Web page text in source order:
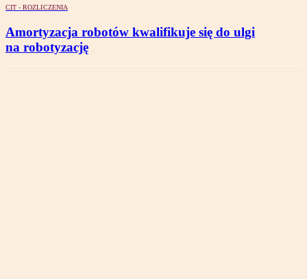
CIT - ROZLICZENIA
Amortyzacja robotów kwalifikuje się do ulgi
na robotyzację